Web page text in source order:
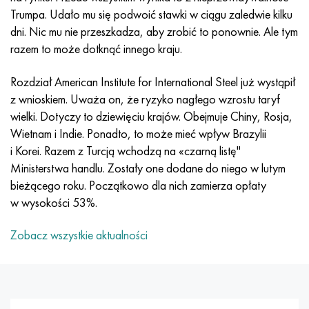
Trumpa. Udało mu się podwoić stawki w ciągu zaledwie kilku
dni. Nic mu nie przeszkadza, aby zrobić to ponownie. Ale tym
razem to może dotknąć innego kraju.
Rozdział American Institute for International Steel już wystąpił
z wnioskiem. Uważa on, że ryzyko nagłego wzrostu taryf
wielki. Dotyczy to dziewięciu krajów. Obejmuje Chiny, Rosja,
Wietnam i Indie. Ponadto, to może mieć wpływ Brazylii
i Korei. Razem z Turcją wchodzą na «czarną listę"
Ministerstwa handlu. Zostały one dodane do niego w lutym
bieżącego roku. Początkowo dla nich zamierza opłaty
w wysokości 53%.
Zobacz wszystkie aktualności
Incotherm
Incotest
Jette M152
Kobalt 6B
marowanie 250
Rene 41
Marażowanie 300
Marażowanie 350
47nd
47НХР
49KF
49K2F, 49K2FA-VI
Stop 50N
Stop 50NP
50NHS
HN62VMYUT
HN62MVKYU
HN63MB
XN65VM
HN65VMTYU
KhN67MVTYu
KhN68VKTYU
KhN68VMTYUK-vd
WT-35
PT-1M
PT-3V
PT-7M
2B
SPT-2 sv
AT3
1.4466 - AISI 310MoLn
Stop Al6xn
15-7Ph® - 1.4532
PH 13-8 Mo - 1,4534
1.4542 - 17-4Ph®
Custom 455® - 1.4543 - uns 45500
1.4545 - 15-5Ph®
1.4548 - 17-4Ph®
10X17H13M3T
10X18N18Yu4D
11X11N2V2MF
12X18H9T
13H11N2V2MF
15x11mf
15х12vnmf
15Х12Н2MVFAB
2,0872, CuNi10Fe1Mn, Cw352h
Silikonowy brąz aluminiowy
CW301G, C64200
brąz krzemowy
C65500, CuAl11Fe3
C65620, CuSi3Fe2Zn3
C65100, CuSi1,5
Brąz cynowo-ołowiowy
Czerwony mosiądz
C84400, CuSn2ZnPb
C83600, CuSn5ZnPb
45G2, 45g2, AISI 1144
Stal konstrukcyjna stopowa
10g2, 10g2, AISI 1513
12X2H4A, 15NiCr13, 1.5752
AC14, 11SMnPb30
20G, 20min5
20XH3A, AISI 4320, 20hn3a
20HM, 24CrMo5, 20hm
Р6М5, 1.3343, hs6-5-2, sw7m
Р6М5К5, 1.3243, hs6-5-2-5
R6M5F3, 1.3344, hs6-5-3
Р9М4К8,1.3207
R12F3, 1.3318, sw12
P18, 1.3355, hs18-0-1, sw18
Stal węglowa
У10,1.1645, C105W1